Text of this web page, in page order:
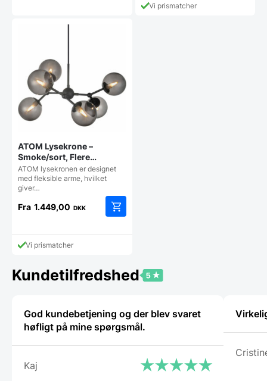
Vi prismatcher
ATOM Lysekrone –
Smoke/sort, Flere
størrelser
ATOM lysekronen er designet
med fleksible arme, hvilket
giver…
Fra 1.449,00 DKK
vare
Mulighederne
varesiden
Vi prismatcher
Kundetilfredshed
God kundebetjening og der blev svaret
høfligt på mine spørgsmål.
Kaj